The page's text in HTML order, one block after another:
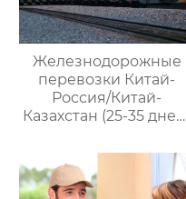
Железнодорожные
перевозки Китай-
Россия/Китай-
Казахстан (25-35 дней)
управлению
международными
цепями поставок